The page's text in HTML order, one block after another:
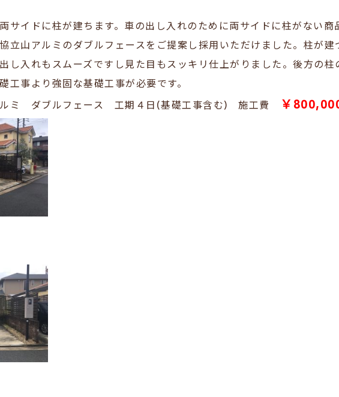
サイドに柱が建ちます。車の出し入れのために両サイドに柱がない商
立山アルミのダブルフェースをご提案し採用いただけました。柱が建
し入れもスムーズですし見た目もスッキリ仕上がりました。後方の柱
工事より強固な基礎工事が必要です。
ルミ ダブルフェース 工期４日(基礎工事含む) 施工費
￥